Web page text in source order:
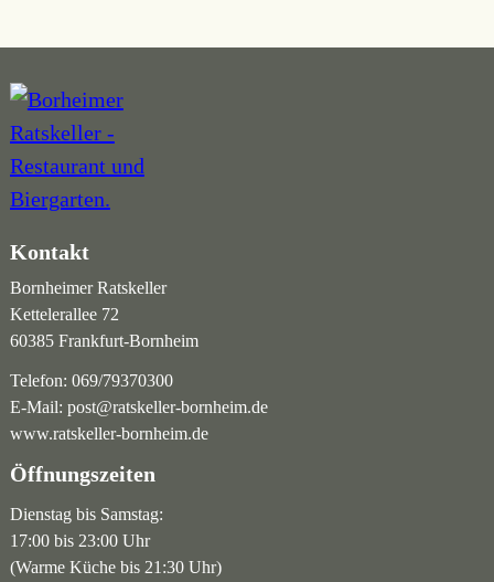
Kontakt
Bornheimer Ratskeller
Kettelerallee 72
60385 Frankfurt-Bornheim
Telefon: 069/79370300
E-Mail: post@ratskeller-bornheim.de
www.ratskeller-bornheim.de
Öffnungszeiten
Dienstag bis Samstag:
17:00 bis 23:00 Uhr
(Warme Küche bis 21:30 Uhr)